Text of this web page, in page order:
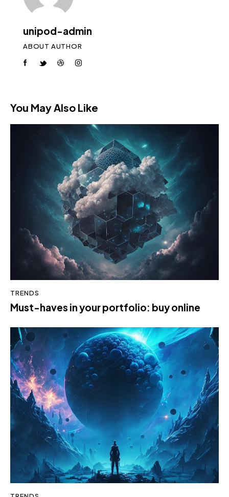
unipod-admin
ABOUT AUTHOR
You May Also Like
TRENDS
Must-haves in your portfolio: buy online